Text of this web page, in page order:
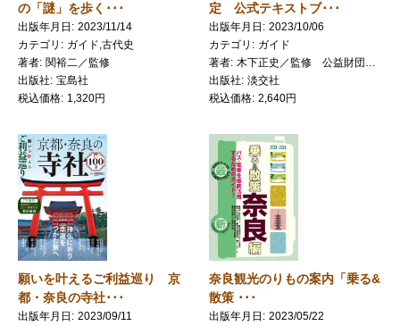
の「謎」を歩く･･･
出版年月日
2023/11/14
カテゴリ
ガイド,古代史
著者
関裕二／監修
出版社
宝島社
税込価格
1,320円
定 公式テキストブ･･･
出版年月日
2023/10/06
カテゴリ
ガイド
著者
出版社
淡交社
税込価格 2,640円
願いを叶えるご利益巡り 京
都・奈良の寺社･･･
出版年月日
2023/09/11
奈良観光のりもの案内「乗る&
散策 ･･･
出版年月日
2023/05/22